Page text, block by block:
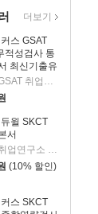
스 GSAT
적성검사 통
최신기출유
의고사 (수해커스 GSAT 취업교육연구소 저
윌 SKCT
서
에듀윌 취업연구소 편저
(10% 할인)
스 SKCT
더보기